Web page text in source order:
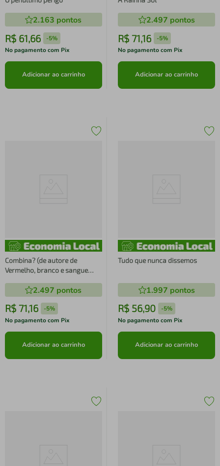
2.163 pontos
R$ 61,66 -5%
No pagamento com Pix
Adicionar ao carrinho
2.497 pontos
R$ 71,16 -5%
No pagamento com Pix
Adicionar ao carrinho
Combina? (de autore de
Vermelho, branco e sangue
2.497 pontos
R$ 71,16 -5%
No pagamento com Pix
Adicionar ao carrinho
Tudo que nunca dissemos
1.997 pontos
R$ 56,90 -5%
No pagamento com Pix
Adicionar ao carrinho